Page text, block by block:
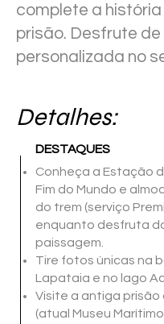
complete a
prisão. Desfrute
personalizada no
Detalhes:
DESTAQUES
Conheça a Estação
Fim do Mundo e a
do trem (serviço
enquanto desfruta
paissagem.
Tire fotos únicas na
Lapataia e no lago
Visite a antiga prisão
(atual Museu